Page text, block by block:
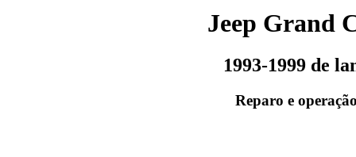
Jeep Grand
1993-1999 de
Reparo e